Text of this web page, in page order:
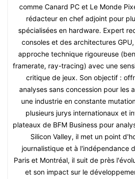
comme Canard PC et Le Monde
rédacteur en chef adjoint pour
spécialisées en hardware. Expert
consoles et des architectures
approche technique rigoureuse
framerate, ray-tracing) avec une
critique de jeux. Son objectif :
analyses sans concession pour les
une industrie en constante
plusieurs jurys internationaux et
plateaux de BFM Business pour
Silicon Valley, il met un point
journalistique et à l'indépendance
Paris et Montréal, il suit de près
et son impact sur le